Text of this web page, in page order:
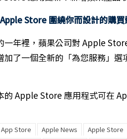
Store 圍繞你而設計的購買
一年裡，蘋果公司對 Apple
加了一個全新的「為您服務」
的 Apple Store 應用程式可在
App Store Apple News Apple Store